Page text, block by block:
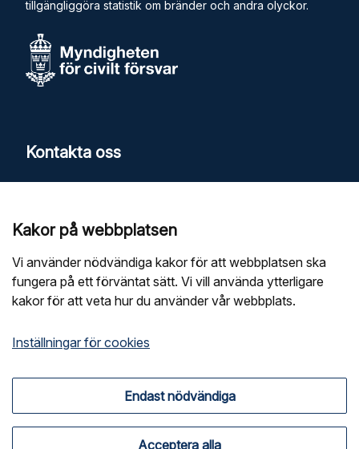
tillgängliggöra statistik om bränder och andra olyckor.
Kontakta oss
0771-240 240
E-POST
statistik@mcf.se
Kakor på webbplatsen
Vi använder nödvändiga kakor för att webbplatsen ska
fungera på ett förväntat sätt. Vi vill använda ytterligare
kakor för att veta hur du använder vår webbplats.
Inställningar för cookies
Endast nödvändiga
Acceptera alla